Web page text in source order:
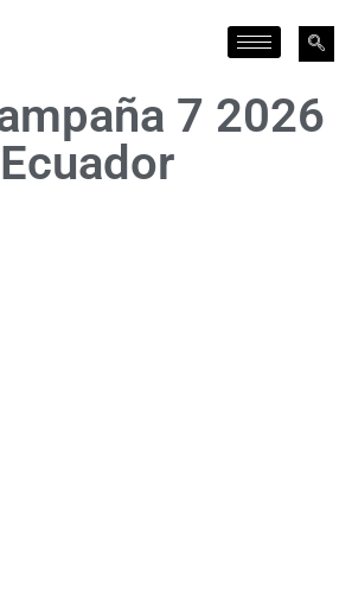
7 2026
Ecuador